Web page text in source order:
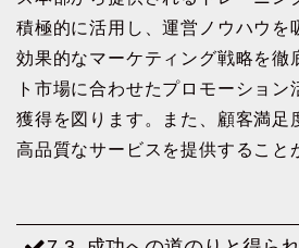
積極的に活用し、運営ノウハウを
効果的なマーケティング戦略を徹
ト市場に合わせたプロモーション
獲得を図ります。また、顧客満足
高品質なサービスを提供すること